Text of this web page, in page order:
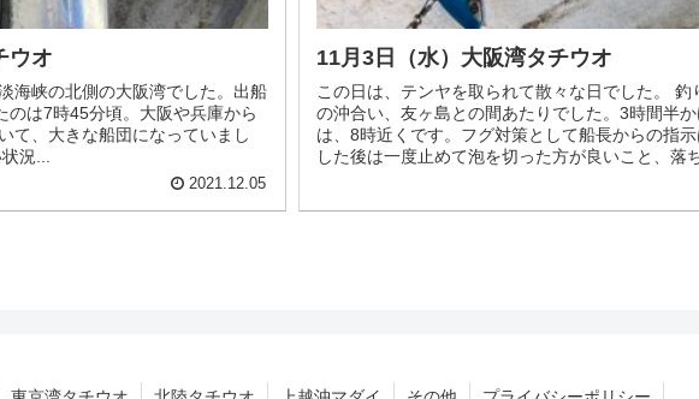
ウオ
海峡の北側の大阪湾でした。出船
は7時45分頃。大阪や兵庫から
て、大きな船団になっていまし
況...
2021.12.05
11月3日（水）大阪湾タチウオ
この日は、テンヤを取られて散々な日でした。 釣
の沖合い、友ヶ島との間あたりでした。3時間半
は、8時近くです。フグ対策として船長からの指
した後は一度止めて泡を切った方が良いこと、落